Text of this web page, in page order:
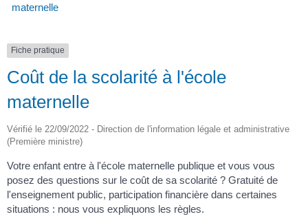
maternelle
Fiche pratique
Coût de la scolarité à l'école
maternelle
Vérifié le 22/09/2022 - Direction de l'information légale et administrative
(Première ministre)
Votre enfant entre à l'école maternelle publique et vous vous
posez des questions sur le coût de sa scolarité ? Gratuité de
l'enseignement public, participation financière dans certaines
situations : nous vous expliquons les règles.